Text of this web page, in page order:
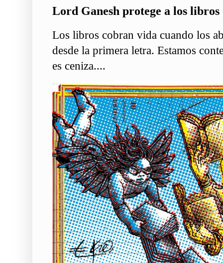
Lord Ganesh protege a los libros
Los libros cobran vida cuando los
desde la primera letra. Estamos
es ceniza....